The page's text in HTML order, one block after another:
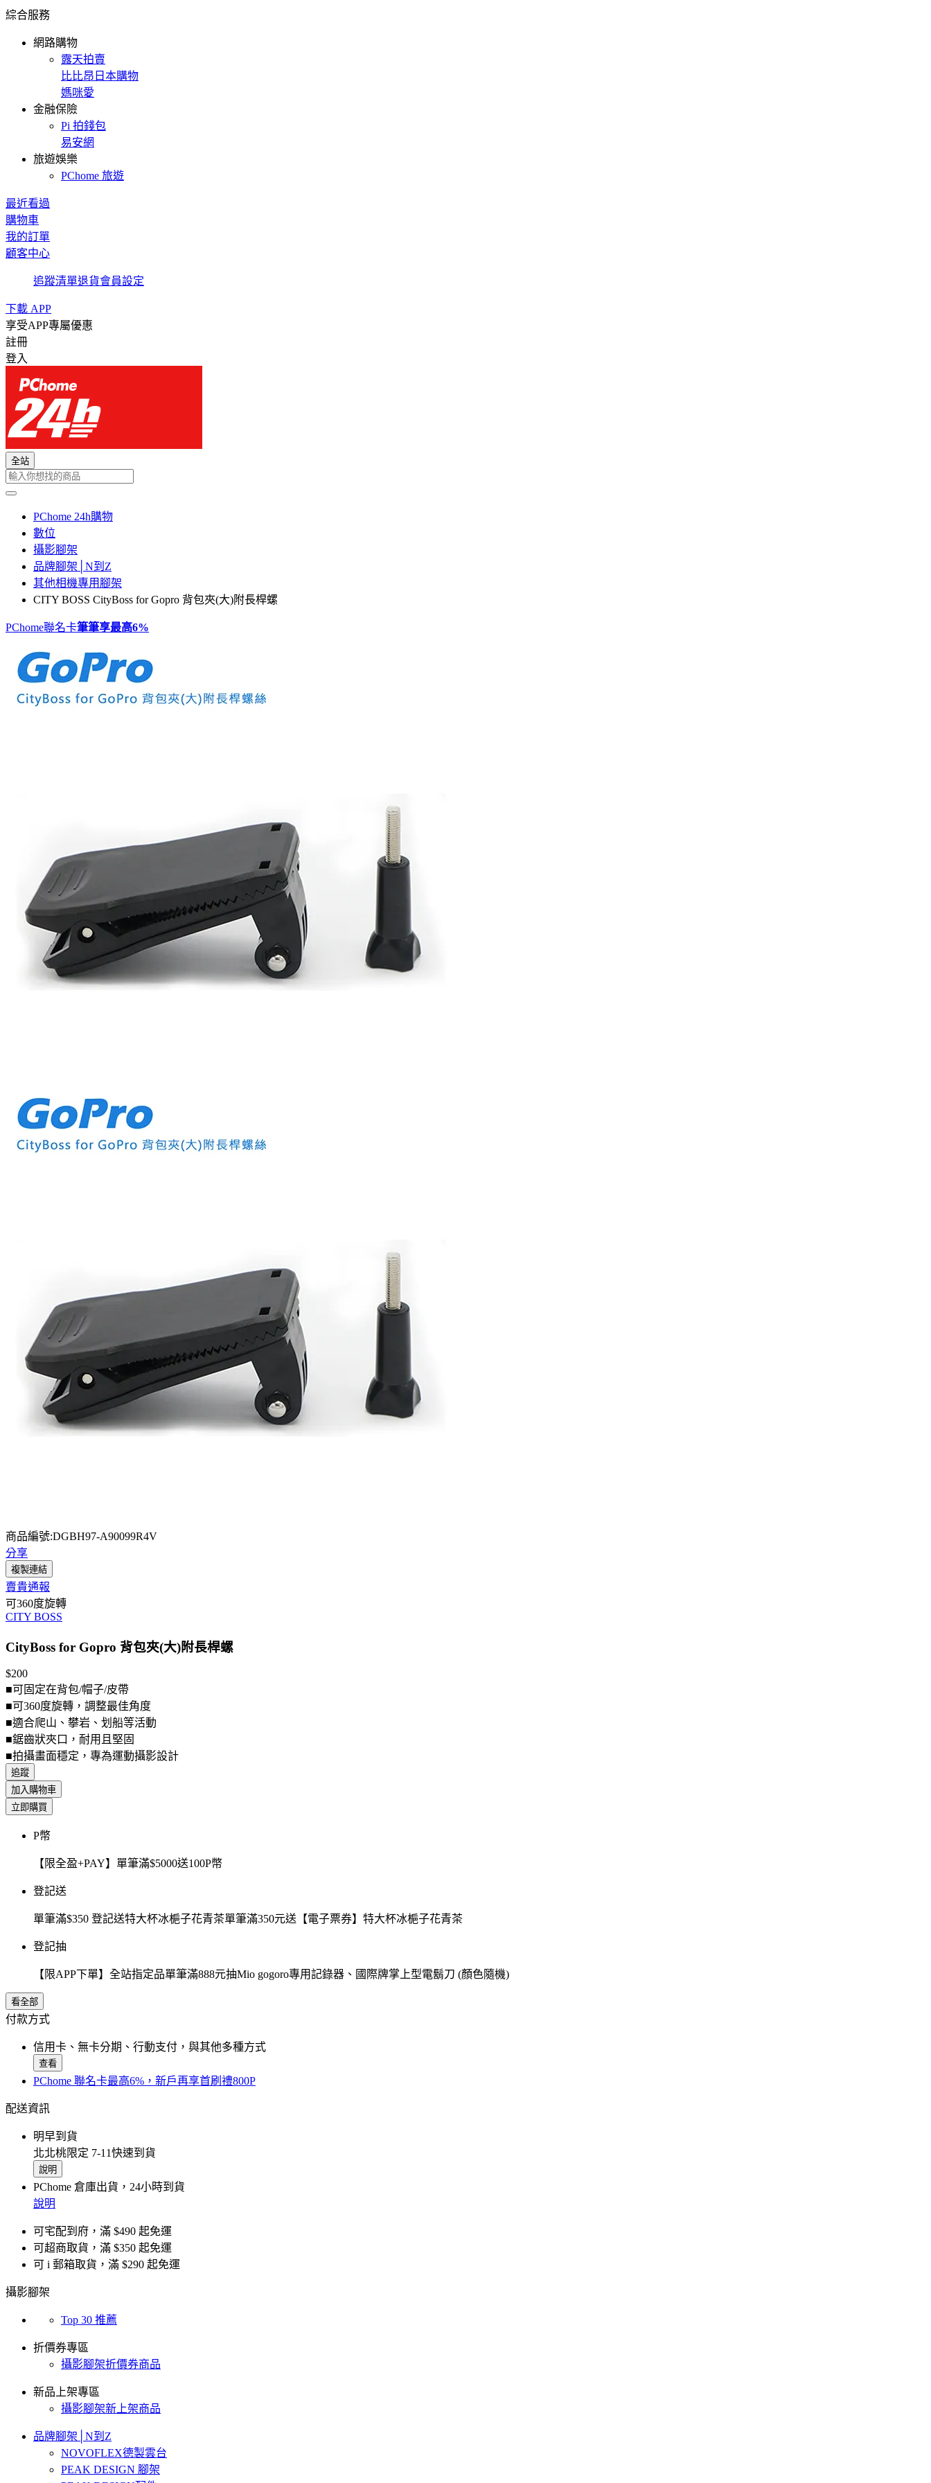
綜合服務
網路購物
露天拍賣
比比昂日本購物
媽咪愛
金融保險
Pi 拍錢包
易安網
旅遊娛樂
PChome 旅遊
最近看過
購物車
我的訂單
顧客中心
追蹤清單退貨會員設定
下載 APP
享受APP專屬優惠
註冊
登入
全站
PChome 24h購物
數位
攝影腳架
品牌腳架│N到Z
其他相機專用腳架
CITY BOSS CityBoss for Gopro 背包夾(大)附長桿螺
PChome聯名卡筆筆享最高6%
商品編號:DGBH97-A90099R4V
分享
複製連結
賣貴通報
可360度旋轉
CITY BOSS
CityBoss for Gopro 背包夾(大)附長桿螺
$200
■可固定在背包/帽子/皮帶
■可360度旋轉，調整最佳角度
■適合爬山、攀岩、划船等活動
■鋸齒狀夾口，耐用且堅固
■拍攝畫面穩定，專為運動攝影設計
追蹤
加入購物車
立即購買
P幣
【限全盈+PAY】單筆滿$5000送100P幣
登記送
單筆滿$350 登記送特大杯冰梔子花青茶單筆滿350元送【電子票券】特大杯冰梔子花青茶
登記抽
【限APP下單】全站指定品單筆滿888元抽Mio gogoro專用記錄器、國際牌掌上型電鬍刀 (顏色隨機)
看全部
付款方式
信用卡、無卡分期、行動支付，與其他多種方式
查看
PChome 聯名卡最高6%，新戶再享首刷禮800P
配送資訊
明早到貨
北北桃限定 7-11快速到貨
說明
PChome 倉庫出貨，24小時到貨
說明
可宅配到府，滿 $490 起免運
可超商取貨，滿 $350 起免運
可 i 郵箱取貨，滿 $290 起免運
攝影腳架
Top 30 推薦
折價券專區
攝影腳架折價券商品
新品上架專區
攝影腳架新上架商品
品牌腳架│N到Z
NOVOFLEX德製雲台
PEAK DESIGN 腳架